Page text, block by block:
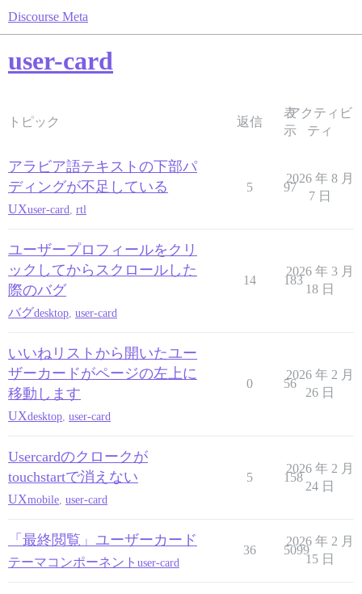
Discourse Meta
user-card
トピック 返信
表
示
アクティビ
ティ
アラビア語テキストの下部パ
ディングが不足している
UXuser-card rtl
5 97
2026 年 8 月
7 日
ユーザープロフィールをクリ
ックしてからスクロールした
際のバグ
バグdesktop user-card
14 183
2026 年 3 月
18 日
いいねリストから開いたユー
ザーカードがページの左上に
移動します
UXdesktop user-card
0 56
2026 年 2 月
26 日
Usercardのクロークが
touchstartで消えない
UXmobile user-card
5 158
2026 年 2 月
24 日
「最終閲覧」ユーザーカード
テーマコンポーネント user-card
36 5099
2026 年 2 月
15 日